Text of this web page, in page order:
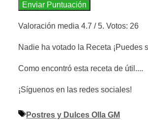
Enviar Puntuación
Valoración media 4.7 / 5. Votos: 26
Nadie ha votado la Receta ¡Puedes
Como encontró esta receta de útil....
¡Síguenos en las redes sociales!
Etiquetas
Postres y Dulces Olla GM